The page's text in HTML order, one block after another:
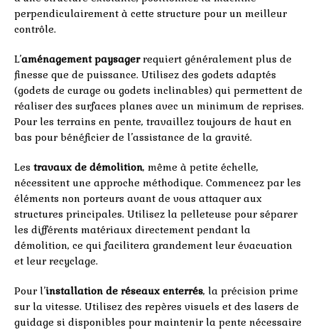
perpendiculairement à cette structure pour un meilleur
contrôle.
L’aménagement paysagerrequiert généralement plus de
finesse que de puissance. Utilisez des godets adaptés
(godets de curage ou godets inclinables) qui permettent de
réaliser des surfaces planes avec un minimum de reprises.
Pour les terrains en pente, travaillez toujours de haut en
bas pour bénéficier de l’assistance de la gravité.
Les travaux de démolition, même à petite échelle,
nécessitent une approche méthodique. Commencez par les
éléments non porteurs avant de vous attaquer aux
structures principales. Utilisez la pelleteuse pour séparer
les différents matériaux directement pendant la
démolition, ce qui facilitera grandement leur évacuation
et leur recyclage.
Pour l’installation de réseaux enterrés, la précision prime
sur la vitesse. Utilisez des repères visuels et des lasers de
guidage si disponibles pour maintenir la pente nécessaire